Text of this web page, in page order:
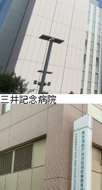
三井記念病院